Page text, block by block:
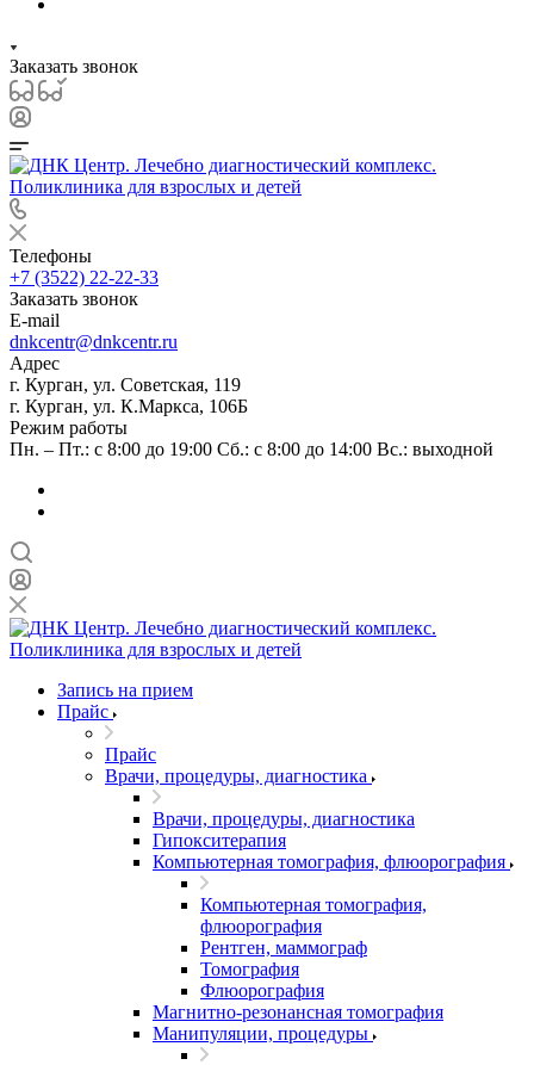
Заказать звонок
Телефоны
+7 (3522) 22-22-33
Заказать звонок
E-mail
dnkcentr@dnkcentr.ru
Адрес
г. Курган, ул. Советская, 119
г. Курган, ул. К.Маркса, 106Б
Режим работы
Пн. – Пт.: с 8:00 до 19:00 Сб.: с 8:00 до 14:00 Вс.: выходной
Запись на прием
Прайс
Прайс
Врачи, процедуры, диагностика
Врачи, процедуры, диагностика
Гипокситерапия
Компьютерная томография, флюорография
Компьютерная томография,
флюорография
Рентген, маммограф
Томография
Флюорография
Магнитно-резонансная томография
Манипуляции, процедуры